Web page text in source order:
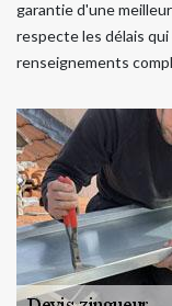
garantie d'une
respecte les délais
renseignements